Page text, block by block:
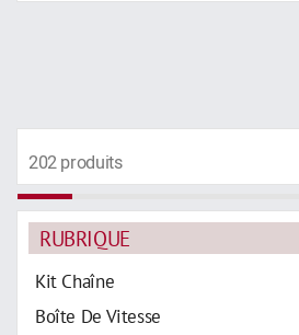
202 produits
RUBRIQUE
Kit Chaîne
Boîte De Vitesse